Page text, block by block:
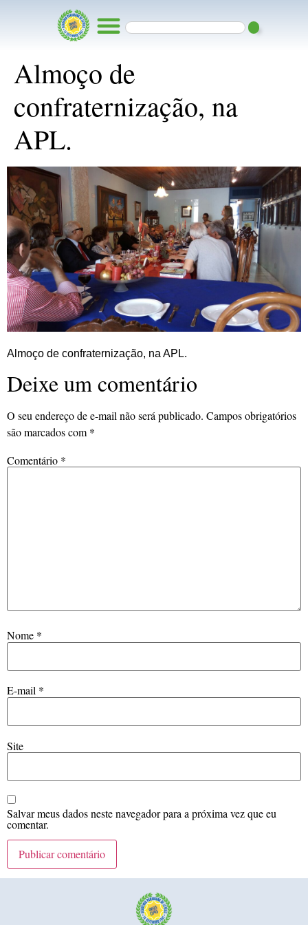
Almoço de
confraternização, na
APL.
Almoço de confraternização, na APL.
Deixe um comentário
O seu endereço de e-mail não será publicado. Campos obrigatórios
são marcados com *
Comentário *
Nome *
E-mail *
Site
Salvar meus dados neste navegador para a próxima vez que eu
comentar.